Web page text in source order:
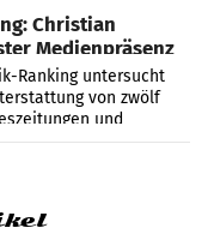
Christian
Medienpräsenz
Ranking untersucht
von zwölf
und
und